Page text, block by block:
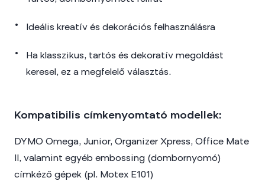
Ideális kreatív és dekorációs felhasználásra
Ha klasszikus, tartós és dekoratív megoldást
keresel, ez a megfelelő választás.
Kompatibilis címkenyomtató modellek:
DYMO Omega, Junior, Organizer Xpress, Office Mate
II, valamint egyéb embossing (dombornyomó)
címkéző gépek (pl. Motex E101)